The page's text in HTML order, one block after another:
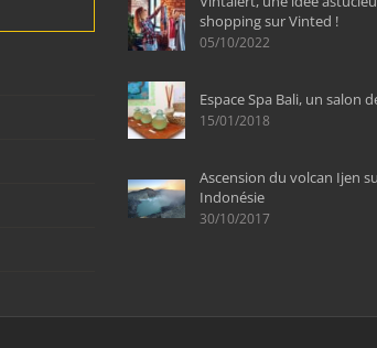
shopping sur Vinted !
05/10/2022
Espace Spa Bali, un salon
15/01/2018
Ascension du volcan Ijen
Indonésie
30/10/2017